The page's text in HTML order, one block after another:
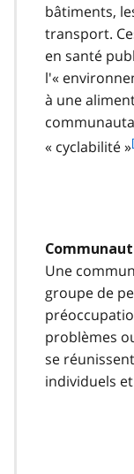
bâtiments,
transport.
en santé
l'«
à une
« cyclabilité »f
Une
groupe de
problèmes
se
individuels